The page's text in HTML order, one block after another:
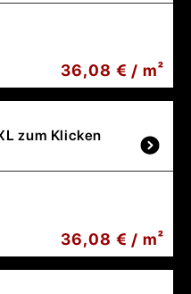
36,08 € / m²
zum Klicken
36,08 € / m²